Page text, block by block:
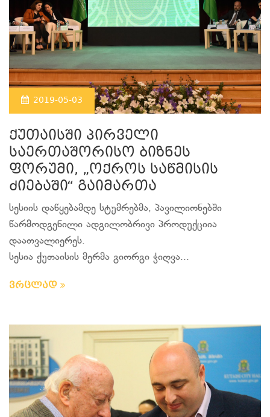
2019-05-03
ქუთაისში პირველი
საერთაშორისო ბიზნეს
ფორუმი, „ოქროს საწმისის
ძიებაში“ გაიმართა
სესიის დაწყებამდე სტუმრებმა, პავილიონებში
წარმოდგენილი ადგილობრივი პროდუქციია
დაათვალიერეს.
სესია ქუთაისის მერმა გიორგი ჭიღვა...
ვრცლად